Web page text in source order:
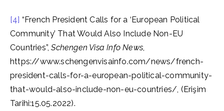
[4] “French President Calls for a ‘European Political
Community’ That Would Also Include Non-EU
Countries”,Schengen Visa Info News,
https://www.schengenvisainfo.com/news/french-
president-calls-for-a-european-political-community-
that-would-also-include-non-eu-countries/, (Erişim
Tarihi:15.05.2022).